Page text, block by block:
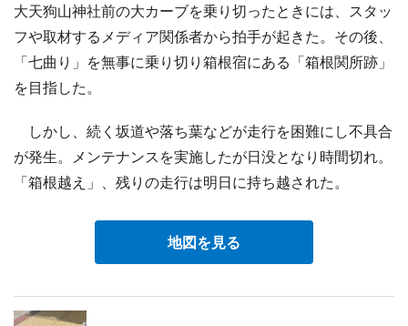
大天狗山神社前の大カーブを乗り切ったときには、スタッ
フや取材するメディア関係者から拍手が起きた。その後、
「七曲り」を無事に乗り切り箱根宿にある「箱根関所跡」
を目指した。
しかし、続く坂道や落ち葉などが走行を困難にし不具合
が発生。メンテナンスを実施したが日没となり時間切れ。
「箱根越え」、残りの走行は明日に持ち越された。
地図を見る